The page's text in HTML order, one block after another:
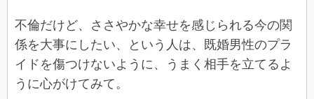
不倫だけど、ささやかな幸せを感じられる今の関
係を大事にしたい、という人は、既婚男性のプラ
イドを傷つけないように、うまく相手を立てるよ
うに心がけてみて。